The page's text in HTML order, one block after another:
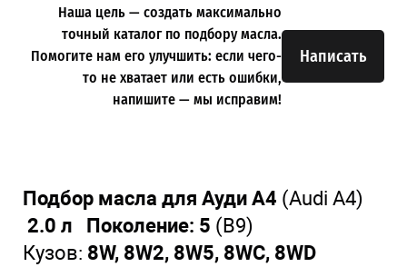
Написать
Наша цель — создать максимально
точный каталог по подбору масла.
Помогите нам его улучшить: если чего-
то не хватает или есть ошибки,
напишите — мы исправим!
Подбор масла для Ауди А4 (Audi A4)
2.0 л Поколение: 5 (B9)
Кузов: 8W, 8W2, 8W5, 8WC, 8WD